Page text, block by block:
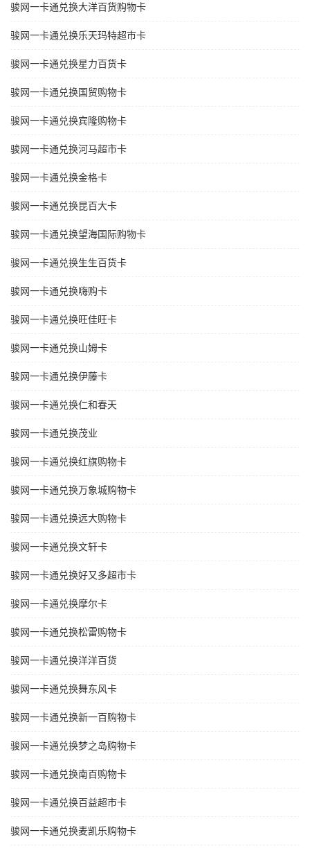
骏网一卡通兑换大洋百货购物卡
骏网一卡通兑换乐天玛特超市卡
骏网一卡通兑换星力百货卡
骏网一卡通兑换国贸购物卡
骏网一卡通兑换宾隆购物卡
骏网一卡通兑换河马超市卡
骏网一卡通兑换金格卡
骏网一卡通兑换昆百大卡
骏网一卡通兑换望海国际购物卡
骏网一卡通兑换生生百货卡
骏网一卡通兑换嗨购卡
骏网一卡通兑换旺佳旺卡
骏网一卡通兑换山姆卡
骏网一卡通兑换伊藤卡
骏网一卡通兑换仁和春天
骏网一卡通兑换茂业
骏网一卡通兑换红旗购物卡
骏网一卡通兑换万象城购物卡
骏网一卡通兑换远大购物卡
骏网一卡通兑换文轩卡
骏网一卡通兑换好又多超市卡
骏网一卡通兑换摩尔卡
骏网一卡通兑换松雷购物卡
骏网一卡通兑换洋洋百货
骏网一卡通兑换舞东风卡
骏网一卡通兑换新一百购物卡
骏网一卡通兑换梦之岛购物卡
骏网一卡通兑换南百购物卡
骏网一卡通兑换百益超市卡
骏网一卡通兑换麦凯乐购物卡